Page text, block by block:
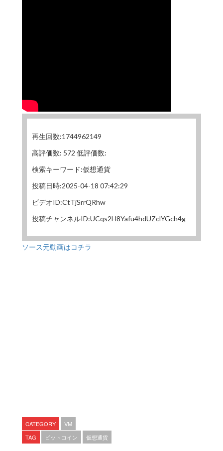
再生回数:1744962149
高評価数: 572 低評価数:
検索キーワード:仮想通貨
投稿日時:2025-04-18 07:42:29
ビデオID:CtTjSrrQRhw
投稿チャンネルID:UCqs2H8Yafu4hdUZclYGch4g
ソース元動画はコチラ
CATEGORY
VM
TAG
ビットコイン 仮想通貨